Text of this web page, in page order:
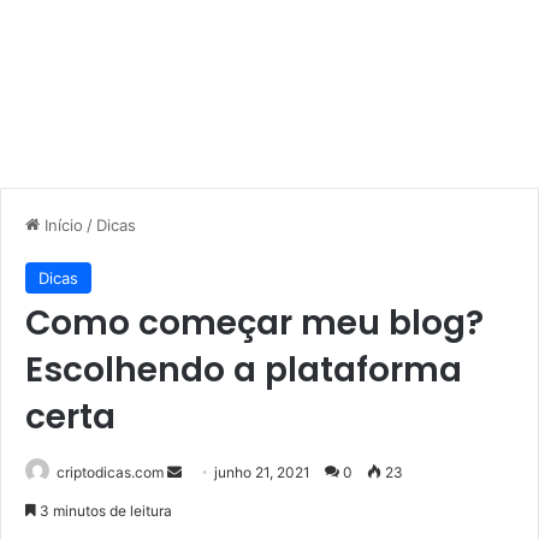
Início / Dicas
Dicas
Como começar meu blog?
Escolhendo a plataforma
certa
criptodicas.com
Mandejunho 21, 2021 0 23
3 minutos de leitura